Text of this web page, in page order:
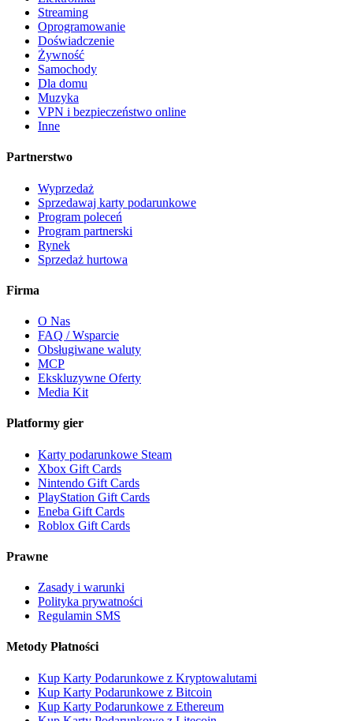
Streaming
Oprogramowanie
Doświadczenie
Żywność
Samochody
Dla domu
Muzyka
VPN i bezpieczeństwo online
Inne
Partnerstwo
Wyprzedaż
Sprzedawaj karty podarunkowe
Program poleceń
Program partnerski
Rynek
Sprzedaż hurtowa
Firma
O Nas
FAQ / Wsparcie
Obsługiwane waluty
MCP
Ekskluzywne Oferty
Media Kit
Platformy gier
Karty podarunkowe Steam
Xbox Gift Cards
Nintendo Gift Cards
PlayStation Gift Cards
Eneba Gift Cards
Roblox Gift Cards
Prawne
Zasady i warunki
Polityka prywatności
Regulamin SMS
Metody Płatności
Kup Karty Podarunkowe z Kryptowalutami
Kup Karty Podarunkowe z Bitcoin
Kup Karty Podarunkowe z Ethereum